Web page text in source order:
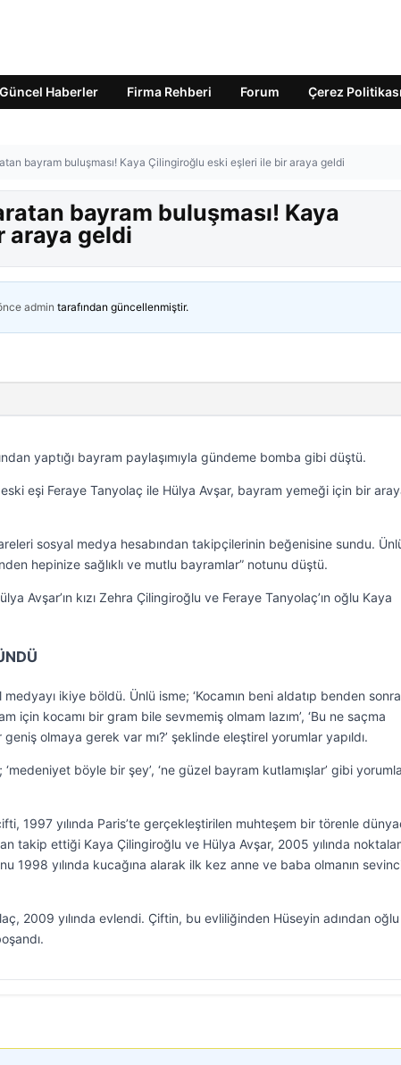
Güncel Haberler Firma Rehberi Forum Çerez Politikası
bayram buluşması! Kaya Çilingiroğlu eski eşleri ile bir araya geldi
bayram buluşması! Kaya
araya geldi
admin tarafından güncellenmiştir.
yaptığı bayram paylaşımıyla gündeme bomba gibi düştü.
eşi Feraye Tanyolaç ile Hülya Avşar, bayram yemeği için bir
sosyal medya hesabından takipçilerinin beğenisine sundu.
hepinize sağlıklı ve mutlu bayramlar” notunu düştü.
Avşar’ın kızı Zehra Çilingiroğlu ve Feraye Tanyolaç’ın oğlu Kaya
medyayı ikiye böldü. Ünlü isme; ‘Kocamın beni aldatıp benden sonra
için kocamı bir gram bile sevmemiş olmam lazım’, ‘Bu ne saçma
olmaya gerek var mı?’ şeklinde eleştirel yorumlar yapıldı.
‘medeniyet böyle bir şey’, ‘ne güzel bayram kutlamışlar’ gibi
1997 yılında Paris’te gerçekleştirilen muhteşem bir törenle
takip ettiği Kaya Çilingiroğlu ve Hülya Avşar, 2005 yılında
1998 yılında kucağına alarak ilk kez anne ve baba olmanın
2009 yılında evlendi. Çiftin, bu evliliğinden Hüseyin adından oğlu